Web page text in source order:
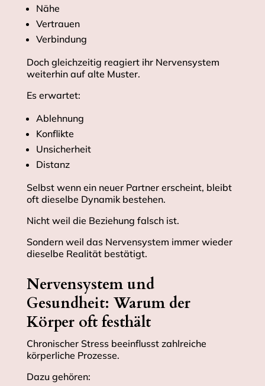
Nähe
Vertrauen
Verbindung
Doch gleichzeitig reagiert ihr Nervensystem
weiterhin auf alte Muster.
Es erwartet:
Ablehnung
Konflikte
Unsicherheit
Distanz
Selbst wenn ein neuer Partner erscheint, bleibt
oft dieselbe Dynamik bestehen.
Nicht weil die Beziehung falsch ist.
Sondern weil das Nervensystem immer wieder
dieselbe Realität bestätigt.
Nervensystem und
Gesundheit: Warum der
Körper oft festhält
Chronischer Stress beeinflusst zahlreiche
körperliche Prozesse.
Dazu gehören: